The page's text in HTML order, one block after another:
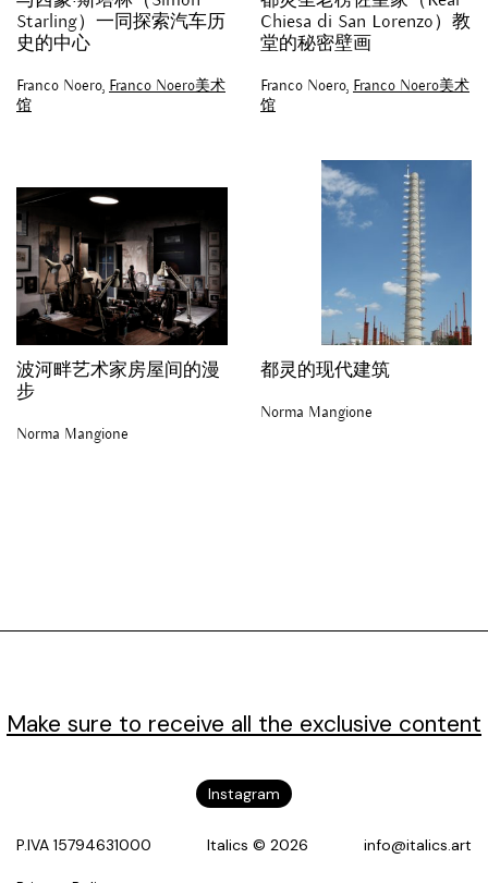
Starling）一同探索汽车历
史的中心
Franco Noero, Franco Noero美术
馆
Chiesa di San Lorenzo）教
堂的秘密壁画
Franco Noero, Franco Noero美术
馆
波河畔艺术家房屋间的漫
步
Norma Mangione
都灵的现代建筑
Norma Mangione
Make sure to receive all the exclusive content
Instagram
P.IVA 15794631000 Italics © 2026 info@italics.art